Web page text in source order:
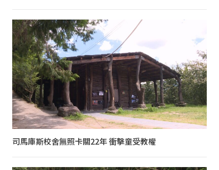
司馬庫斯校舍無照卡關22年 衝擊童受教權